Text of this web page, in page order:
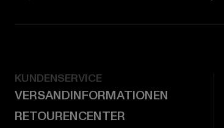
KUNDENSERVICE
VERSANDINFORMATIONEN
RETOURENCENTER